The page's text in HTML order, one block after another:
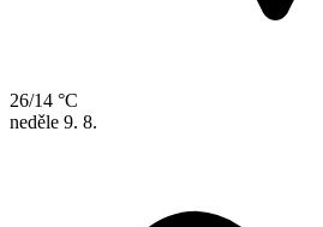
26/14 °C
neděle 9. 8.